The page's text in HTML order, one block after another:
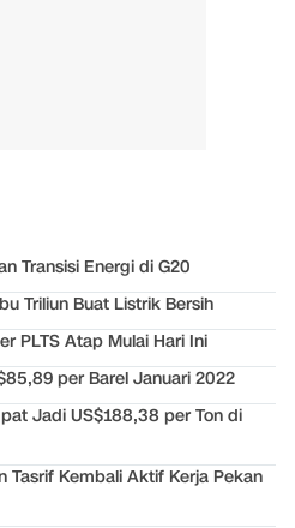
Transisi Energi di G20
Triliun Buat Listrik Bersih
PLTS Atap Mulai Hari Ini
per Barel Januari 2022
Jadi US$188,38 per Ton di
Tasrif Kembali Aktif Kerja Pekan